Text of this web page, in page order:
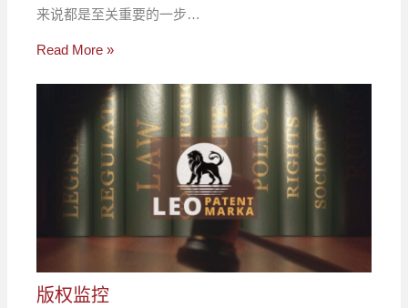
来说都是至关重要的一步…
Read More »
版权监控